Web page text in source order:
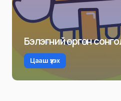
Бэлэгний өргөн
Цааш үзэх